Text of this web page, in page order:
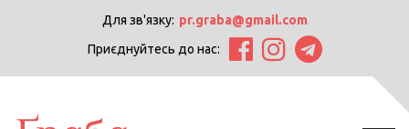
Для зв'язку: pr.graba@gmail.com
Приєднуйтесь до нас: